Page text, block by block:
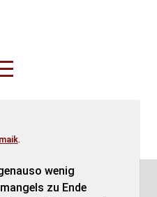
maik.
wenig
zu Ende